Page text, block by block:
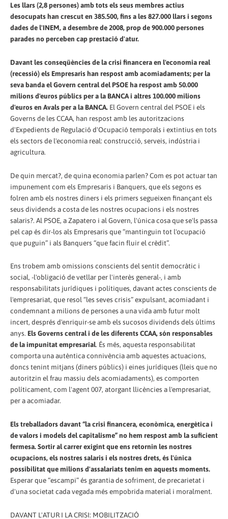
Les llars (2,8 persones) amb tots els seus membres actius
desocupats han crescut en 385.500, fins a les 827.000 llars i segons
dades de l'INEM, a desembre de 2008, prop de 900.000 persones
parades no perceben cap prestació d'atur.
Davant les conseqüències de la crisi financera en l'economia real
(recessió) els Empresaris han respost amb acomiadaments; per la
seva banda el Govern central del PSOE ha respost amb 50.000
milions d'euros públics per a la BANCA i altres 100.000 milions
d'euros en Avals per a la BANCA. El Govern central del PSOE i els
Governs de les CCAA, han respost amb les autoritzacions
d'Expedients de Regulació d'Ocupació temporals i extintius en tots
els sectors de l'economia real: construcció, serveis, indústria i
agricultura.
De quin mercat?, de quina economia parlen? Com es pot actuar tan
impunement com els Empresaris i Banquers, que els segons es
folren amb els nostres diners i els primers segueixen finançant els
seus dividends a costa de les nostres ocupacions i els nostres
salaris?. Al PSOE, a Zapatero i al Govern, l'única cosa que se'ls passa
pel cap és dir-los als Empresaris que “mantinguin tot l'ocupació
que puguin” i als Banquers “que facin fluir el crèdit”.
Ens trobem amb omissions conscients del sentit democràtic i
social, -l'obligació de vetllar per l'interès general-, i amb
responsabilitats jurídiques i polítiques, davant actes conscients de
l'empresariat, que resol “les seves crisis” expulsant, acomiadant i
condemnant a milions de persones a una vida amb futur molt
incert, després d'enriquir-se amb els sucosos dividends dels últims
anys. Els Governs central i de les diferents CCAA, són responsables
de la impunitat empresarial. És més, aquesta responsabilitat
comporta una autèntica connivència amb aquestes actuacions,
doncs tenint mitjans (diners públics) i eines jurídiques (lleis que no
autoritzin el frau massiu dels acomiadaments), es comporten
políticament, com l'agent 007, atorgant llicències a l'empresariat,
per a acomiadar.
Els treballadors davant “la crisi financera, econòmica, energètica i
de valors i models del capitalisme” no hem respost amb la suficient
fermesa. Sortir al carrer exigint que ens retornin les nostres
ocupacions, els nostres salaris i els nostres drets, és l'única
possibilitat que milions d'assalariats tenim en aquests moments.
Esperar que “escampi” és garantia de sofriment, de precarietat i
d'una societat cada vegada més empobrida material i moralment.
DAVANT L'ATUR I LA CRISI: MOBILITZACIÓ